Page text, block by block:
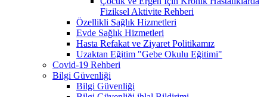
Fiziksel Aktivite Rehberi
Özellikli Sağlık Hizmetleri
Evde Sağlık Hizmetleri
Hasta Refakat ve Ziyaret Politikamız
Uzaktan Eğitim "Gebe Okulu Eğitimi"
Covid-19 Rehberi
Bilgi Güvenliği
Bilgi Güvenliği